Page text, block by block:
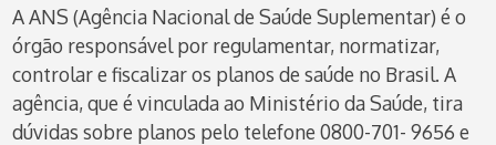
A ANS (Agência Nacional de Saúde Suplementar) é o
órgão responsável por regulamentar, normatizar,
controlar e fiscalizar os planos de saúde no Brasil. A
agência, que é vinculada ao Ministério da Saúde, tira
dúvidas sobre planos pelo telefone 0800-701- 9656 e